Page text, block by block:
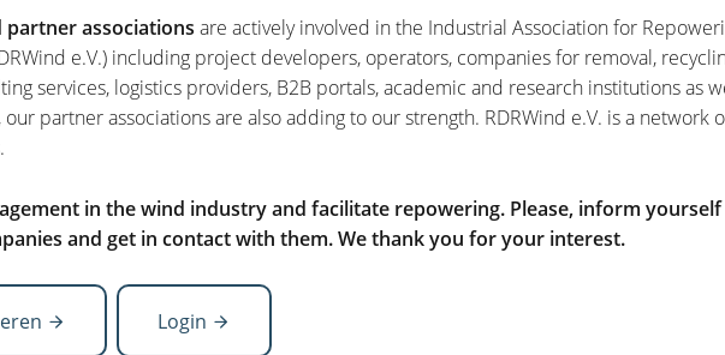
partner associations are actively involved in the Industrial Association for
e.V.) including project developers, operators, companies for removal,
services, logistics providers, B2B portals, academic and research institutions as
partner associations are also adding to our strength. RDRWind e.V. is a network
in the wind industry and facilitate repowering. Please, inform
and get in contact with them. We thank you for your interest.
Login